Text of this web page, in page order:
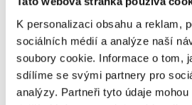
K personalizaci obsahu a reklam,
sociálních médií a analýze naší
soubory cookie. Informace o tom,
sdílíme se svými partnery pro
analýzy. Partneři tyto údaje
V katalogu nejsou žádné produkty.